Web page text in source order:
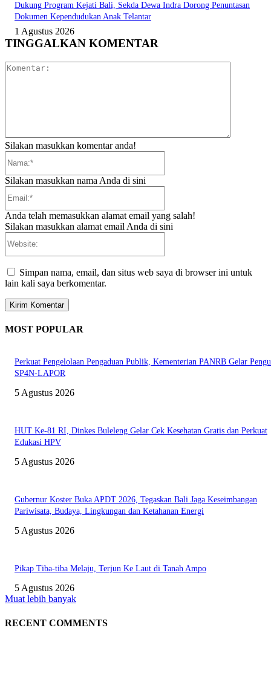
Dukung Program Kejati Bali, Sekda Dewa Indra Dorong Penuntasan
Dokumen Kependudukan Anak Telantar
1 Agustus 2026
TINGGALKAN KOMENTAR
Silakan masukkan komentar anda!
Silakan masukkan nama Anda di sini
Anda telah memasukkan alamat email yang salah!
Silakan masukkan alamat email Anda di sini
Simpan nama, email, dan situs web saya di browser ini untuk
lain kali saya berkomentar.
MOST POPULAR
Perkuat Pengelolaan Pengaduan Publik, Kementerian PANRB Gelar
SP4N-LAPOR
5 Agustus 2026
HUT Ke-81 RI, Dinkes Buleleng Gelar Cek Kesehatan Gratis dan Perkuat
Edukasi HPV
5 Agustus 2026
Gubernur Koster Buka APDT 2026, Tegaskan Bali Jaga Keseimbangan
Pariwisata, Budaya, Lingkungan dan Ketahanan Energi
5 Agustus 2026
Pikap Tiba-tiba Melaju, Terjun Ke Laut di Tanah Ampo
5 Agustus 2026
Muat lebih banyak
RECENT COMMENTS